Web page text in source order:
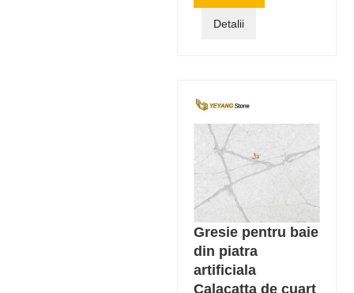
Detalii
Gresie pentru baie
din piatra
artificiala
Calacatta de cuart